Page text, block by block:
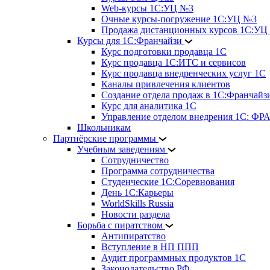
Web-курсы 1С:УЦ №3
Очные курсы-погружение 1С:УЦ №3
Продажа дистанционных курсов
Курсы для 1С:Франчайзи
Курс подготовки продавца 1С
Курс продавца 1С:ИТС и сервисов
Курс продавца внедренческих услуг 1С
Каналы привлечения клиентов
Создание отдела продаж в
Курс для аналитика 1С
Управление отделом внедрения 1С:
Школьникам
Партнёрские программы
Учебным заведениям
Сотрудничество
Программа сотрудничества
Студенческие 1С:Соревнования
День 1С:Карьеры
WorldSkills Russia
Новости раздела
Борьба с пиратством
Антипиратство
Вступление в НП ППП
Аудит программных продуктов 1С